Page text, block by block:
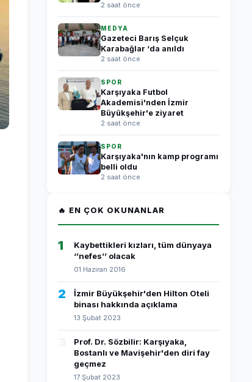
2 saat önce
MEDYA
Gazeteci Barış Selçuk
Karabağlar ‘da anıldı
2 saat önce
SPOR
Karşıyaka Futbol
Akademisi'nden İzmir
Büyükşehir'e ziyaret
2 saat önce
SPOR
Karşıyaka'nın kamp programı
belli oldu
2 saat önce
🔥 EN ÇOK OKUNANLAR
1
Kaybettikleri kızları, tüm dünyaya
‘’nefes’’ olacak
01 Haziran 2016
2
İzmir Büyükşehir'den Hilton Oteli
binası hakkında açıklama
13 Şubat 2023
Prof. Dr. Sözbilir: Karşıyaka,
Bostanlı ve Mavişehir'den diri fay
geçmez
17 Şubat 2023